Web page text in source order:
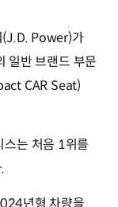
(J.D. Power)가
일반 브랜드 부문
CAR Seat)
스는 처음 1위를
년형 차량을